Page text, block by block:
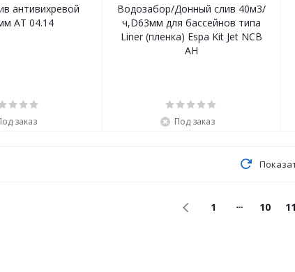
антивихревой
АТ 04.14
заказ
Водозабор/Донный слив 40м3/
ч,D63мм для бассейнов типа
Liner (пленка) Espa Kit Jet NCB
AH
Под заказ
1 10 11